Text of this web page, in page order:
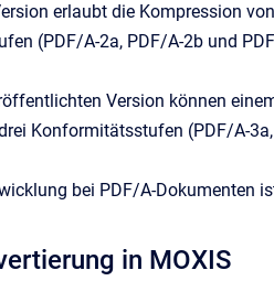
erlaubt die Kompression
(PDF/A-2a, PDF/A-2b und
Version können
Konformitätsstufen (PDF/A-
bei PDF/A-Dokumenten
in MOXIS